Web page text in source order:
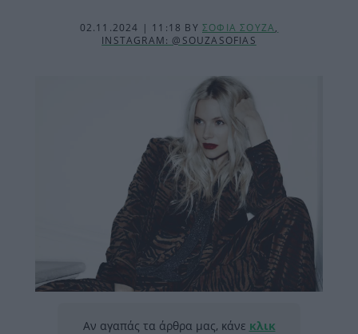
02.11.2024 | 11:18 BY ΣΟΦΙΑ ΣΟΥΖΑ,
INSTAGRAM: @SOUZASOFIAS
Αν αγαπάς τα άρθρα μας, κάνε κλικ